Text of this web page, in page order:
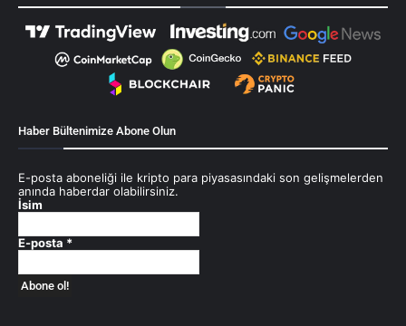
Haber Bültenimize Abone Olun
E-posta aboneliği ile kripto para piyasasındaki son gelişmelerden
anında haberdar olabilirsiniz.
İsim
E-posta *